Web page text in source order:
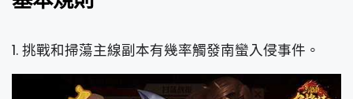
1. 挑戰和掃蕩主線副本有幾率觸發南蠻入侵事件。